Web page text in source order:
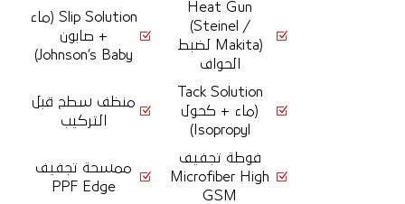
Heat Gun
(Steinel /
Makita) لضبط
الحواف
Slip Solution (ماء
+ صابون
Johnson’s Baby)
Tack Solution
(ماء + كحول
Isopropyl)
منظف سطح قبل
التركيب
فوطة تجفيف
Microfiber High
GSM
ممسحة تجفيف
PPF Edge